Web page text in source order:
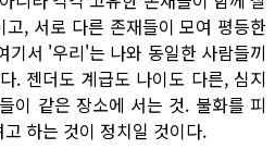
, 서로 다른 존재들이 모여 평등한
기서 '우리'는 나와 동일한 사람들끼
. 젠더도 계급도 나이도 다른, 심지
이 같은 장소에 서는 것. 불화를 피
하는 것이 정치일 것이다.